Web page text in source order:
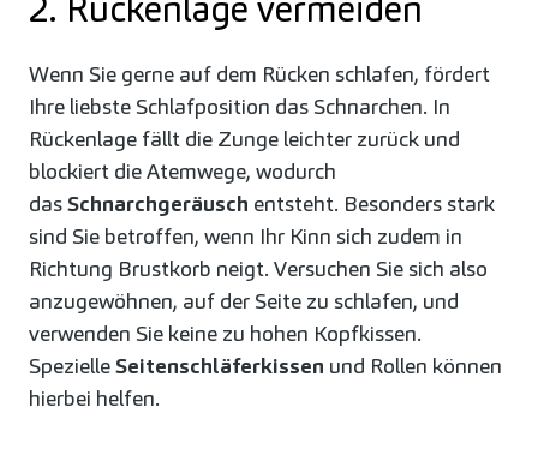
Wenn Sie gerne auf dem Rücken schlafen, fördert
Ihre liebste Schlafposition das Schnarchen. In
Rückenlage fällt die Zunge leichter zurück und
blockiert die Atemwege, wodurch
dasSchnarchgeräusch entsteht. Besonders stark
sind Sie betroffen, wenn Ihr Kinn sich zudem in
Richtung Brustkorb neigt. Versuchen Sie sich also
anzugewöhnen, auf der Seite zu schlafen, und
verwenden Sie keine zu hohen Kopfkissen.
SpezielleSeitenschläferkissen und Rollen können
hierbei helfen.